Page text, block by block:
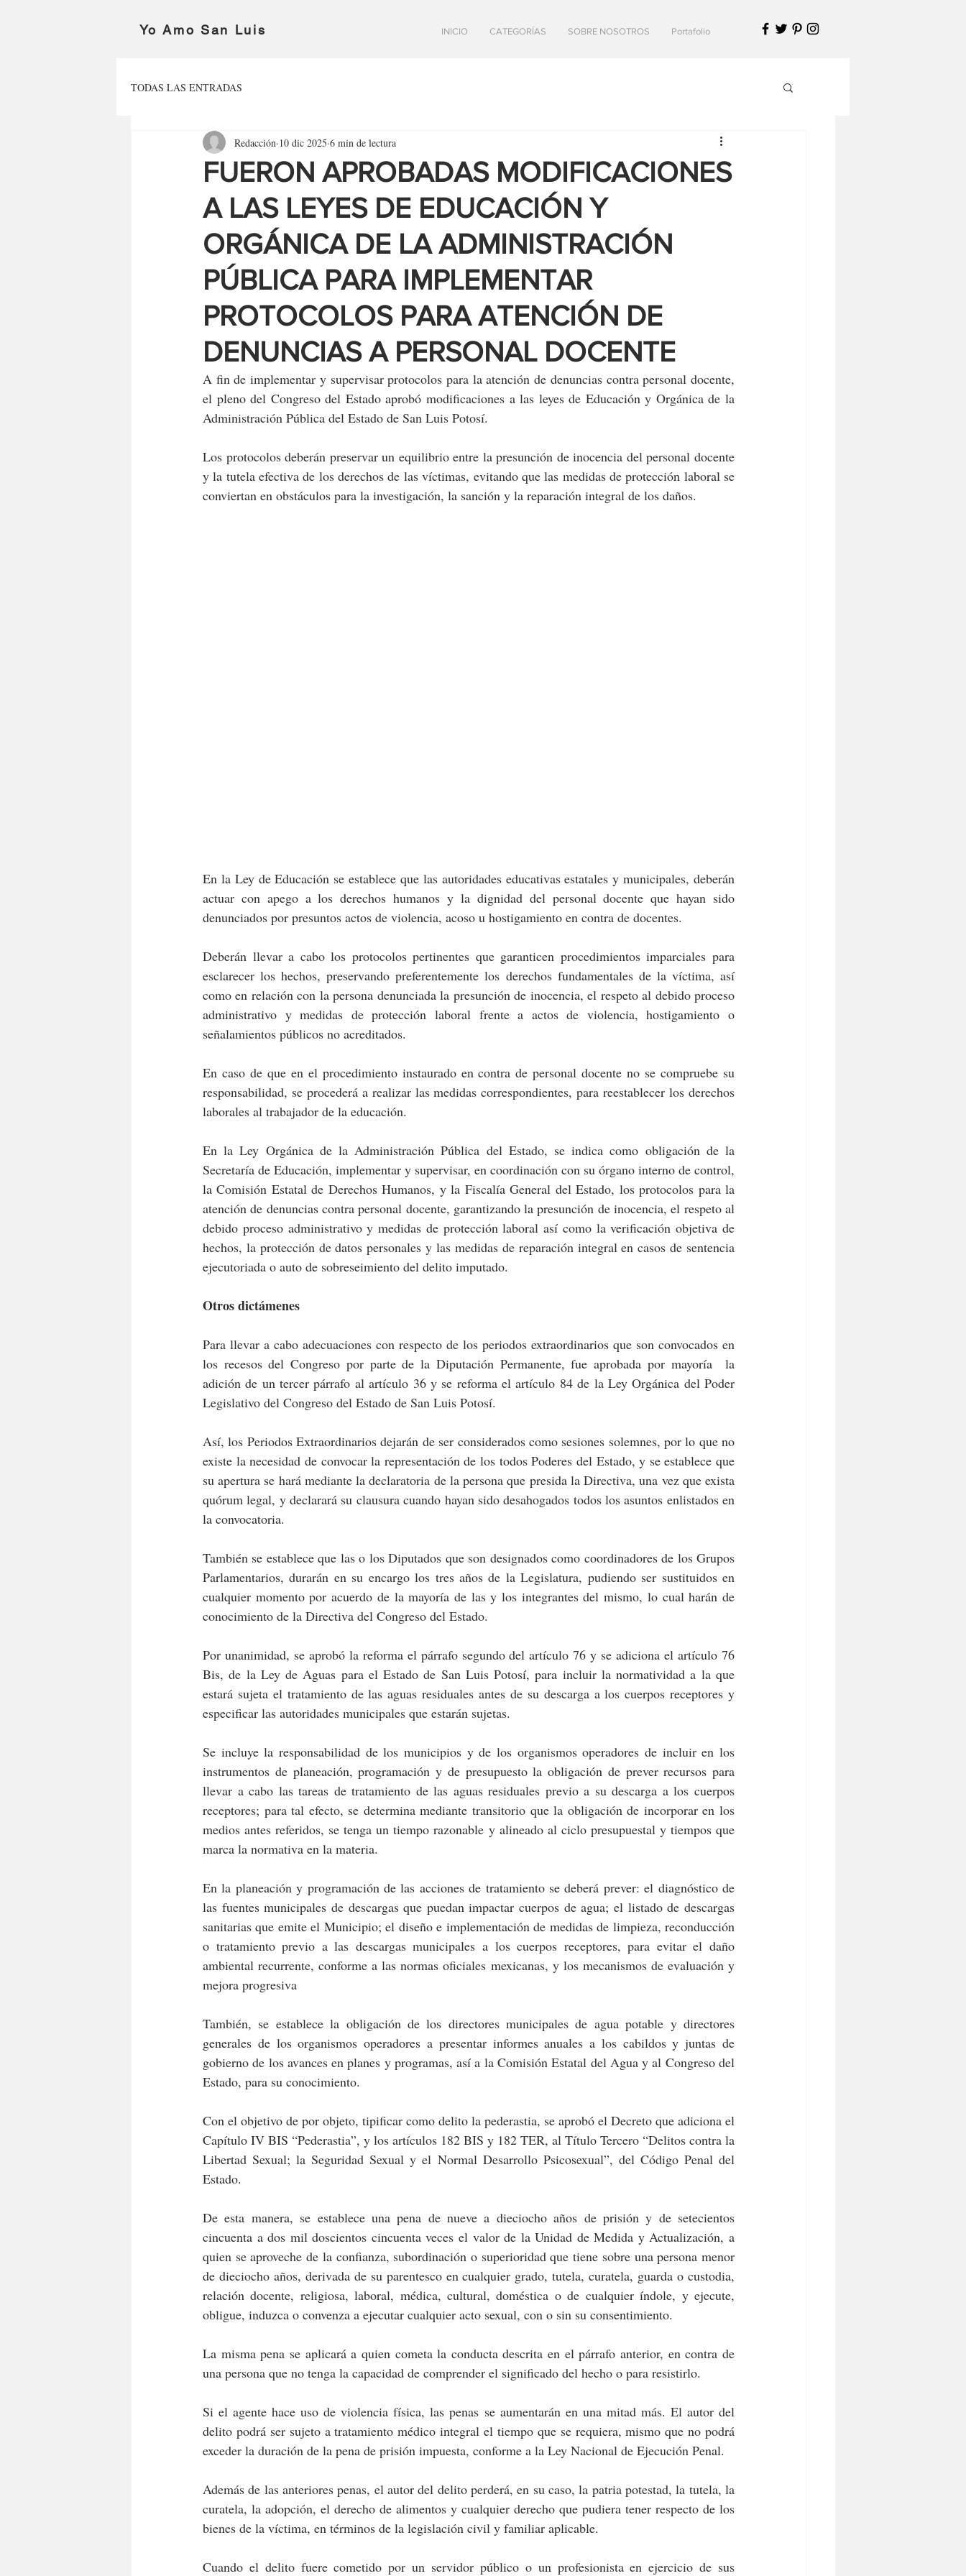
Yo Amo San Luis INICIO CATEGORÍAS SOBRE NOSOTROS Portafolio
TODAS LAS ENTRADAS
FUERON APROBADAS MODIFICACIONES
A LAS LEYES DE EDUCACIÓN Y
ORGÁNICA DE LA ADMINISTRACIÓN
PÚBLICA PARA IMPLEMENTAR
PROTOCOLOS PARA ATENCIÓN DE
DENUNCIAS A PERSONAL DOCENTE
Redacción 10 dic 2025 6 min de lectura
A fin de implementar y supervisar protocolos para la atención de denuncias contra personal docente,
el pleno del Congreso del Estado aprobó modificaciones a las leyes de Educación y Orgánica de la
Administración Pública del Estado de San Luis Potosí.
Los protocolos deberán preservar un equilibrio entre la presunción de inocencia del personal docente
y la tutela efectiva de los derechos de las víctimas, evitando que las medidas de protección laboral se
conviertan en obstáculos para la investigación, la sanción y la reparación integral de los daños.
En la Ley de Educación se establece que las autoridades educativas estatales y municipales, deberán
actuar con apego a los derechos humanos y la dignidad del personal docente que hayan sido
denunciados por presuntos actos de violencia, acoso u hostigamiento en contra de docentes.
Deberán llevar a cabo los protocolos pertinentes que garanticen procedimientos imparciales para
esclarecer los hechos, preservando preferentemente los derechos fundamentales de la víctima, así
como en relación con la persona denunciada la presunción de inocencia, el respeto al debido proceso
administrativo y medidas de protección laboral frente a actos de violencia, hostigamiento o
señalamientos públicos no acreditados.
En caso de que en el procedimiento instaurado en contra de personal docente no se compruebe su
responsabilidad, se procederá a realizar las medidas correspondientes, para reestablecer los derechos
laborales al trabajador de la educación.
En la Ley Orgánica de la Administración Pública del Estado, se indica como obligación de la
Secretaría de Educación, implementar y supervisar, en coordinación con su órgano interno de control,
la Comisión Estatal de Derechos Humanos, y la Fiscalía General del Estado, los protocolos para la
atención de denuncias contra personal docente, garantizando la presunción de inocencia, el respeto al
debido proceso administrativo y medidas de protección laboral así como la verificación objetiva de
hechos, la protección de datos personales y las medidas de reparación integral en casos de sentencia
ejecutoriada o auto de sobreseimiento del delito imputado.
Otros dictámenes
Para llevar a cabo adecuaciones con respecto de los periodos extraordinarios que son convocados en
los recesos del Congreso por parte de la Diputación Permanente, fue aprobada por mayoría  la
adición de un tercer párrafo al artículo 36 y se reforma el artículo 84 de la Ley Orgánica del Poder
Legislativo del Congreso del Estado de San Luis Potosí.
Así, los Periodos Extraordinarios dejarán de ser considerados como sesiones solemnes, por lo que no
existe la necesidad de convocar la representación de los todos Poderes del Estado, y se establece que
su apertura se hará mediante la declaratoria de la persona que presida la Directiva, una vez que exista
quórum legal, y declarará su clausura cuando hayan sido desahogados todos los asuntos enlistados en
la convocatoria.
También se establece que las o los Diputados que son designados como coordinadores de los Grupos
Parlamentarios, durarán en su encargo los tres años de la Legislatura, pudiendo ser sustituidos en
cualquier momento por acuerdo de la mayoría de las y los integrantes del mismo, lo cual harán de
conocimiento de la Directiva del Congreso del Estado.
Por unanimidad, se aprobó la reforma el párrafo segundo del artículo 76 y se adiciona el artículo 76
Bis, de la Ley de Aguas para el Estado de San Luis Potosí, para incluir la normatividad a la que
estará sujeta el tratamiento de las aguas residuales antes de su descarga a los cuerpos receptores y
especificar las autoridades municipales que estarán sujetas.
Se incluye la responsabilidad de los municipios y de los organismos operadores de incluir en los
instrumentos de planeación, programación y de presupuesto la obligación de prever recursos para
llevar a cabo las tareas de tratamiento de las aguas residuales previo a su descarga a los cuerpos
receptores; para tal efecto, se determina mediante transitorio que la obligación de incorporar en los
medios antes referidos, se tenga un tiempo razonable y alineado al ciclo presupuestal y tiempos que
marca la normativa en la materia.
En la planeación y programación de las acciones de tratamiento se deberá prever: el diagnóstico de
las fuentes municipales de descargas que puedan impactar cuerpos de agua; el listado de descargas
sanitarias que emite el Municipio; el diseño e implementación de medidas de limpieza, reconducción
o tratamiento previo a las descargas municipales a los cuerpos receptores, para evitar el daño
ambiental recurrente, conforme a las normas oficiales mexicanas, y los mecanismos de evaluación y
mejora progresiva
También, se establece la obligación de los directores municipales de agua potable y directores
generales de los organismos operadores a presentar informes anuales a los cabildos y juntas de
gobierno de los avances en planes y programas, así a la Comisión Estatal del Agua y al Congreso del
Estado, para su conocimiento.
Con el objetivo de por objeto, tipificar como delito la pederastia, se aprobó el Decreto que adiciona el
Capítulo IV BIS “Pederastia”, y los artículos 182 BIS y 182 TER, al Título Tercero “Delitos contra la
Libertad Sexual; la Seguridad Sexual y el Normal Desarrollo Psicosexual”, del Código Penal del
Estado.
De esta manera, se establece una pena de nueve a dieciocho años de prisión y de setecientos
cincuenta a dos mil doscientos cincuenta veces el valor de la Unidad de Medida y Actualización, a
quien se aproveche de la confianza, subordinación o superioridad que tiene sobre una persona menor
de dieciocho años, derivada de su parentesco en cualquier grado, tutela, curatela, guarda o custodia,
relación docente, religiosa, laboral, médica, cultural, doméstica o de cualquier índole, y ejecute,
obligue, induzca o convenza a ejecutar cualquier acto sexual, con o sin su consentimiento.
La misma pena se aplicará a quien cometa la conducta descrita en el párrafo anterior, en contra de
una persona que no tenga la capacidad de comprender el significado del hecho o para resistirlo.
Si el agente hace uso de violencia física, las penas se aumentarán en una mitad más. El autor del
delito podrá ser sujeto a tratamiento médico integral el tiempo que se requiera, mismo que no podrá
exceder la duración de la pena de prisión impuesta, conforme a la Ley Nacional de Ejecución Penal.
Además de las anteriores penas, el autor del delito perderá, en su caso, la patria potestad, la tutela, la
curatela, la adopción, el derecho de alimentos y cualquier derecho que pudiera tener respecto de los
bienes de la víctima, en términos de la legislación civil y familiar aplicable.
Cuando el delito fuere cometido por un servidor público o un profesionista en ejercicio de sus